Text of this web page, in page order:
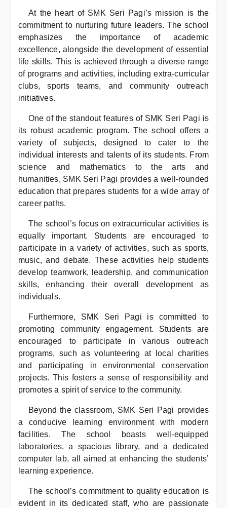
At the heart of SMK Seri Pagi’s mission is the
commitment to nurturing future leaders. The school
emphasizes the importance of academic
excellence, alongside the development of essential
life skills. This is achieved through a diverse range
of programs and activities, including extra-curricular
clubs, sports teams, and community outreach
initiatives.
One of the standout features of SMK Seri Pagi is
its robust academic program. The school offers a
variety of subjects, designed to cater to the
individual interests and talents of its students. From
science and mathematics to the arts and
humanities, SMK Seri Pagi provides a well-rounded
education that prepares students for a wide array of
career paths.
The school’s focus on extracurricular activities is
equally important. Students are encouraged to
participate in a variety of activities, such as sports,
music, and debate. These activities help students
develop teamwork, leadership, and communication
skills, enhancing their overall development as
individuals.
Furthermore, SMK Seri Pagi is committed to
promoting community engagement. Students are
encouraged to participate in various outreach
programs, such as volunteering at local charities
and participating in environmental conservation
projects. This fosters a sense of responsibility and
promotes a spirit of service to the community.
Beyond the classroom, SMK Seri Pagi provides
a conducive learning environment with modern
facilities. The school boasts well-equipped
laboratories, a spacious library, and a dedicated
computer lab, all aimed at enhancing the students’
learning experience.
The school’s commitment to quality education is
evident in its dedicated staff, who are passionate